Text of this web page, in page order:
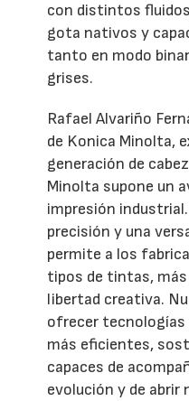
con distintos
gota nativos y
tanto en modo
grises.
Rafael Alvariño
de Konica Minolta,
generación de
Minolta supone un
impresión
precisión y una
permite a los
tipos de tintas,
libertad creativa.
ofrecer tecnologías
más eficientes,
capaces de
evolución y de abrir